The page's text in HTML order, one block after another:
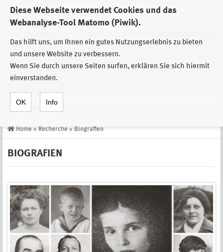
Diese Webseite verwendet Cookies und das
Webanalyse-Tool Matomo (Piwik).
Das hilft uns, um Ihnen ein gutes Nutzungserlebnis zu bieten
und unsere Website zu verbessern.
Wenn Sie durch unsere Seiten surfen, erklären Sie sich hiermit
einverstanden.
OK Info
Zur Auswahl der Einrichtungen der
Stiftung Sächsische Gedenkstätten
Home » Recherche » Biografien
BIOGRAFIEN